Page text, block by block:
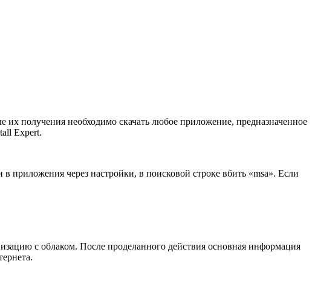
получения необходимо скачать любое приложение, предназначенное
Expert.
приложения через настройки, в поисковой строке вбить «msa». Если
с облаком. После проделанного действия основная информация